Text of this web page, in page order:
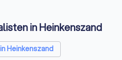
in Heinkenszand
Heinkenszand